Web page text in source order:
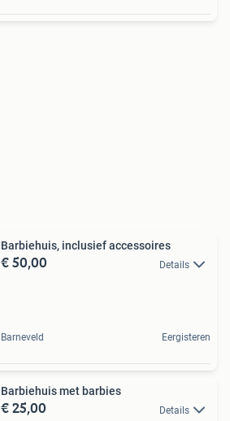
Barbiehuis, inclusief accessoires
€ 50,00 Details
Barneveld Eergisteren
Barbiehuis met barbies
€ 25,00 Details